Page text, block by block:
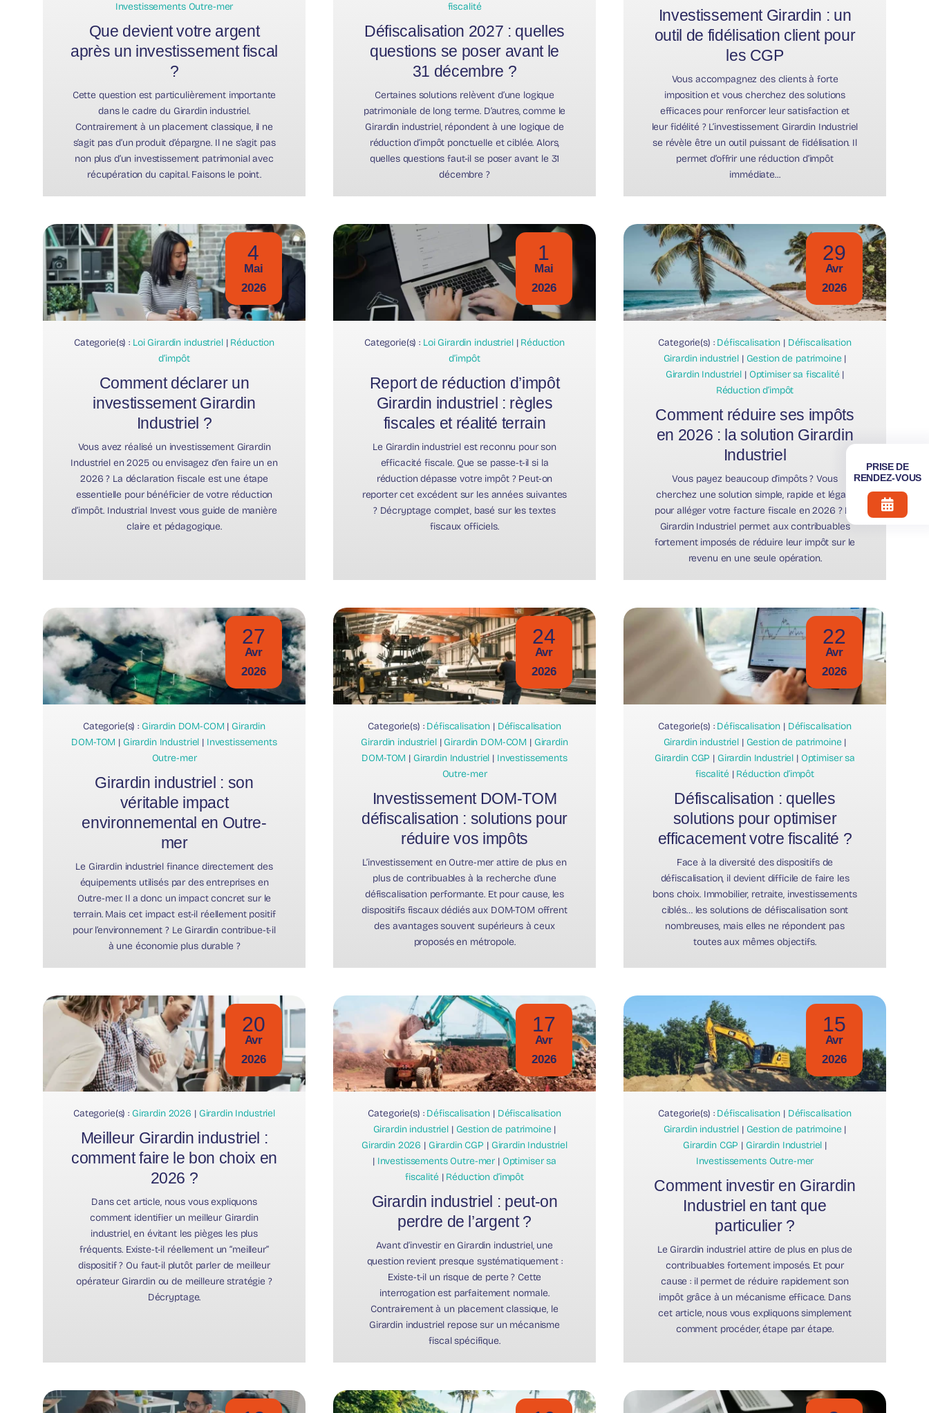
Investissements Outre-mer
Que devient votre argent
après un investissement fiscal
?
Cette question est particulièrement importante
dans le cadre du Girardin industriel.
Contrairement à un placement classique, il ne
s’agit pas d’un produit d’épargne. Il ne s’agit pas
non plus d’un investissement patrimonial avec
récupération du capital. Faisons le point.
fiscalité
Défiscalisation 2027 : quelles
questions se poser avant le
31 décembre ?
Certaines solutions relèvent d’une logique
patrimoniale de long terme. D’autres, comme le
Girardin industriel, répondent à une logique de
réduction d’impôt ponctuelle et ciblée. Alors,
quelles questions faut-il se poser avant le 31
décembre ?
Investissement Girardin : un
outil de fidélisation client pour
les CGP
Vous accompagnez des clients à forte
imposition et vous cherchez des solutions
efficaces pour renforcer leur satisfaction et
leur fidélité ? L’investissement Girardin Industriel
se révèle être un outil puissant de fidélisation. Il
permet d’offrir une réduction d’impôt
immédiate...
4
Mai
2026
Categorie(s) : Loi Girardin industriel| Réduction
d’impôt
Comment déclarer un
investissement Girardin
Industriel ?
Vous avez réalisé un investissement Girardin
Industriel en 2025 ou envisagez d’en faire un en
2026 ? La déclaration fiscale est une étape
essentielle pour bénéficier de votre réduction
d’impôt. Industrial Invest vous guide de manière
claire et pédagogique.
1
Mai
2026
Categorie(s) : Loi Girardin industriel| Réduction
d’impôt
Report de réduction d’impôt
Girardin industriel : règles
fiscales et réalité terrain
Le Girardin industriel est reconnu pour son
efficacité fiscale. Que se passe-t-il si la
réduction dépasse votre impôt ? Peut-on
reporter cet excédent sur les années suivantes
? Décryptage complet, basé sur les textes
fiscaux officiels.
29
Avr
2026
Categorie(s) : Défiscalisation | Défiscalisation
Girardin industriel| Gestion de patrimoine |
Girardin Industriel | Optimiser sa fiscalité |
Réduction d’impôt
Comment réduire ses impôts
en 2026 : la solution Girardin
Industriel
Vous payez beaucoup d’impôts ? Vous
cherchez une solution simple, rapide et légale
pour alléger votre facture fiscale en 2026 ? Le
Girardin Industriel permet aux contribuables
fortement imposés de réduire leur impôt sur le
revenu en une seule opération.
27
Avr
2026
Categorie(s) : Girardin DOM-COM | Girardin
DOM-TOM | Girardin Industriel | Investissements
Outre-mer
Girardin industriel : son
véritable impact
environnemental en Outre-
mer
Le Girardin industriel finance directement des
équipements utilisés par des entreprises en
Outre-mer. Il a donc un impact concret sur le
terrain. Mais cet impact est-il réellement positif
pour l’environnement ? Le Girardin contribue-t-il
à une économie plus durable ?
24
Avr
2026
Categorie(s) : Défiscalisation | Défiscalisation
Girardin industriel| Girardin DOM-COM | Girardin
DOM-TOM | Girardin Industriel | Investissements
Outre-mer
Investissement DOM-TOM
défiscalisation : solutions pour
réduire vos impôts
L’investissement en Outre-mer attire de plus en
plus de contribuables à la recherche d’une
défiscalisation performante. Et pour cause, les
dispositifs fiscaux dédiés aux DOM-TOM offrent
des avantages souvent supérieurs à ceux
proposés en métropole.
22
Avr
2026
Categorie(s) : Défiscalisation | Défiscalisation
Girardin industriel| Gestion de patrimoine |
Girardin CGP | Girardin Industriel | Optimiser sa
fiscalité | Réduction d’impôt
Défiscalisation : quelles
solutions pour optimiser
efficacement votre fiscalité ?
Face à la diversité des dispositifs de
défiscalisation, il devient difficile de faire les
bons choix. Immobilier, retraite, investissements
ciblés… les solutions de défiscalisation sont
nombreuses, mais elles ne répondent pas
toutes aux mêmes objectifs.
20
Avr
2026
Categorie(s) : Girardin 2026 | Girardin Industriel
Meilleur Girardin industriel :
comment faire le bon choix en
2026 ?
Dans cet article, nous vous expliquons
comment identifier un meilleur Girardin
industriel, en évitant les pièges les plus
fréquents. Existe-t-il réellement un “meilleur”
dispositif ? Ou faut-il plutôt parler de meilleur
opérateur Girardin ou de meilleure stratégie ?
Décryptage.
17
Avr
2026
Categorie(s) : Défiscalisation | Défiscalisation
Girardin industriel| Gestion de patrimoine |
Girardin 2026 | Girardin CGP | Girardin Industriel
| Investissements Outre-mer | Optimiser sa
fiscalité | Réduction d’impôt
Girardin industriel : peut-on
perdre de l’argent ?
Avant d’investir en Girardin industriel, une
question revient presque systématiquement :
Existe-t-il un risque de perte ? Cette
interrogation est parfaitement normale.
Contrairement à un placement classique, le
Girardin industriel repose sur un mécanisme
fiscal spécifique.
15
Avr
2026
Categorie(s) : Défiscalisation | Défiscalisation
Girardin industriel| Gestion de patrimoine |
Girardin CGP | Girardin Industriel |
Investissements Outre-mer
Comment investir en Girardin
Industriel en tant que
particulier ?
Le Girardin industriel attire de plus en plus de
contribuables fortement imposés. Et pour
cause : il permet de réduire rapidement son
impôt grâce à un mécanisme efficace. Dans
cet article, nous vous expliquons simplement
comment procéder, étape par étape.
PRISE DE
RENDEZ-VOUS